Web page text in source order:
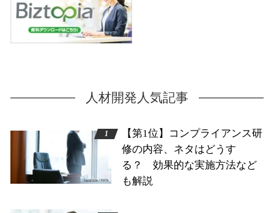
人材開発人気記事
【第1位】コンプライアンス研
修の内容、ネタはどうす
る？ 効果的な実施方法など
も解説